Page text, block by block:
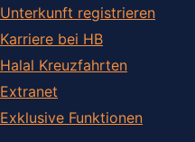
Unterkunft registrieren
Karriere bei HB
Halal Kreuzfahrten
Extranet
Exklusive Funktionen